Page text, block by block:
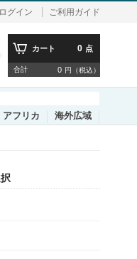
ログイン ご利用ガイド
カート 0 点
合計 0 円（税込）
アフリカ 海外広域